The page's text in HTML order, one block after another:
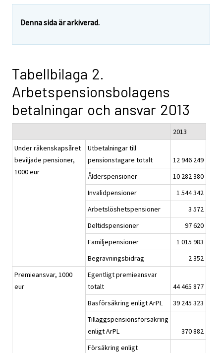
Denna sida är arkiverad.
Tabellbilaga 2.
Arbetspensionsbolagens
betalningar och ansvar 2013
2013
Under räkenskapsåret
beviljade pensioner,
1000 eur
Utbetalningar till
pensionstagare totalt
12 946 249
Ålderspensioner
10 282 380
Invalidpensioner
1 544 342
Arbetslöshetspensioner
3 572
Deltidspensioner
97 620
Familjepensioner
1 015 983
Begravningsbidrag
2 352
Premieansvar, 1000
eur
Egentligt premieansvar
totalt
44 465 877
Basförsäkring enligt ArPL
39 245 323
Tilläggspensionsförsäkring
enligt ArPL
370 882
Försäkring enligt